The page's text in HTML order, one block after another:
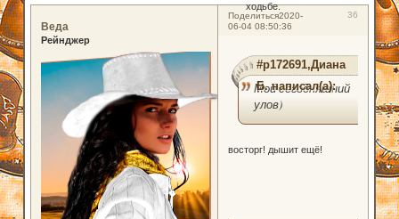
ходьбе.
Поделиться 36
2020-
06-04 08:50:36
Веда
Рейнджер
#p172691,Диана
Б. написал(а):
Мой сегодняшний
улов)
восторг! дышит ещё!